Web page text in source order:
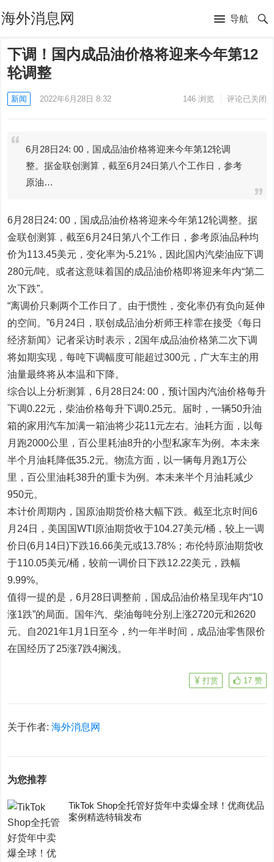
海外消息网 导航
下调！国内成品油价格将迎来今年第12
轮调整
新闻 2022年6月28日 8:32 146浏览 评论已关闭
6月28日24: 00，国成品油价格将迎来今年第12轮调
整。据金联创测算，截至6月24日第八个工作日，参考
原油…
6月28日24: 00，国成品油价格将迎来今年第12轮调整。据
金联创测算，截至6月24日第八个工作日，参考原油品种均
价为113.45美元，变化率为-5.21%，因此国内汽柴油应下调
280元/吨。或者这意味着国的成品油价格即将迎来年内“第二
次下跌”。
“离调价只剩两个工作日了。由于惯性，变化率仍有负向延伸
的空间。”6月24日，联创成品油分析师王梓霏在接受《每日
经济新闻》记者采访时表示，2国年成品油价格第二次下调
将如期实现，每吨下调幅度可能超过300元，广大车主的用
油量最终将从本温和下降。
综合以上分析测算，6月28日24: 00，预计国内汽油价格每升
下调0.22元，柴油价格每升下调0.25元。届时，一辆50升油
箱的家用汽车加满一箱油将少花11元左右。油耗方面，以每
月跑2000公里，百公里耗油8升的小型私家车为例。本未来
半个月油耗降低35.2元。物流方面，以一辆每月跑1万公
里，百公里油耗38升的重卡为例。本未来半个月油耗减少
950元。
本计价周期内，国原油期货价格大幅下跌。截至北京时间6
月24日，美国国WTI原油期货收于104.27美元/桶，较上一调
价日(6月14日)下跌16.66美元或13.78%；布伦特原油期货收
于110.05美元/桶，较前一调价日下跌12.22美元，跌幅
9.99%。
值得一提的是，6月28日调整前，国成品油价格呈现年内“10
涨1跌”的局面。国年汽、柴油每吨分别上涨2720元和2620
元。自2021年1月1日至今，约一年半时间，成品油零售限价
在国经历了25涨7跌4搁浅。
17 赞
打赏
关于作者:海外消息网
为您推荐
TikTok Shop全托管好货年中卖爆全球！优商优品
案例精选特辑发布